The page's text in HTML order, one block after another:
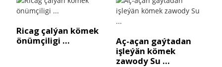
Ricag çalýan kömek
önümçiligi ...
Aç-açan gaýtadan
işleýän kömek
zawody Su ...